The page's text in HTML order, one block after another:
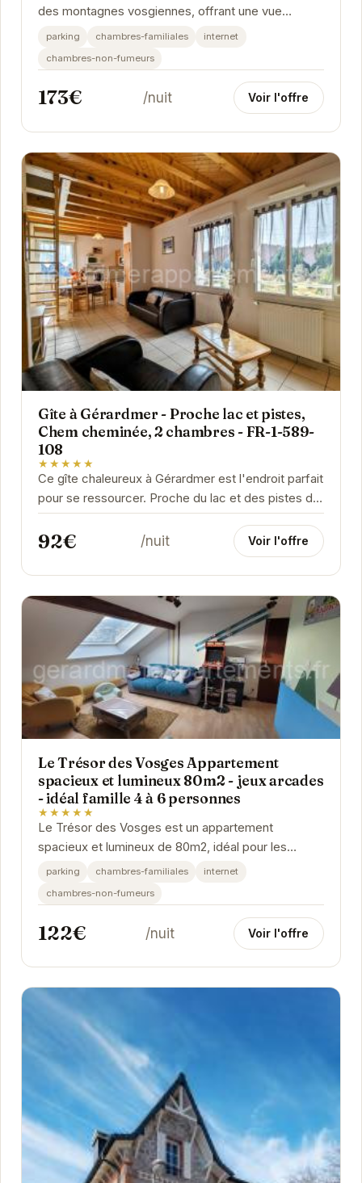
des montagnes vosgiennes, offrant une vue
imprenable sur le lac de Gérardmer. Avec son
parking chambres-familiales
internet
chambres-non-fumeurs
173€ /nuit Voir l'offre
Gîte à Gérardmer - Proche lac et pistes,
Chem cheminée, 2 chambres - FR-1-589-
108
★★★★★
Ce gîte chaleureux à Gérardmer est l'endroit parfait
pour se ressourcer. Proche du lac et des pistes de
ski, il offre un accès facile aux...
92€ /nuit Voir l'offre
Le Trésor des Vosges Appartement
spacieux et lumineux 80m2 - jeux arcades
- idéal famille 4 à 6 personnes
★★★★★
Le Trésor des Vosges est un appartement
spacieux et lumineux de 80m2, idéal pour les
familles de 4 à 6 personnes. Situé à Gérardmer, il
parking chambres-familiales
internet
chambres-non-fumeurs
122€ /nuit Voir l'offre